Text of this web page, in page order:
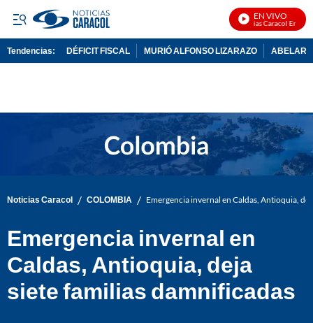
EN VIVO
Noticias Caracol En Vivo
Tendencias: DÉFICIT FISCAL MURIÓ ALFONSO LIZARAZO
Noticias Caracol / COLOMBIA / Emergencia invernal en Caldas, Antioquia,
Emergencia invernal en
Caldas, Antioquia, deja
siete familias damnificadas